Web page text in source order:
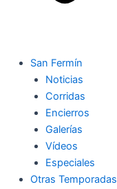
San Fermín
Noticias
Corridas
Encierros
Galerías
Vídeos
Especiales
Otras Temporadas